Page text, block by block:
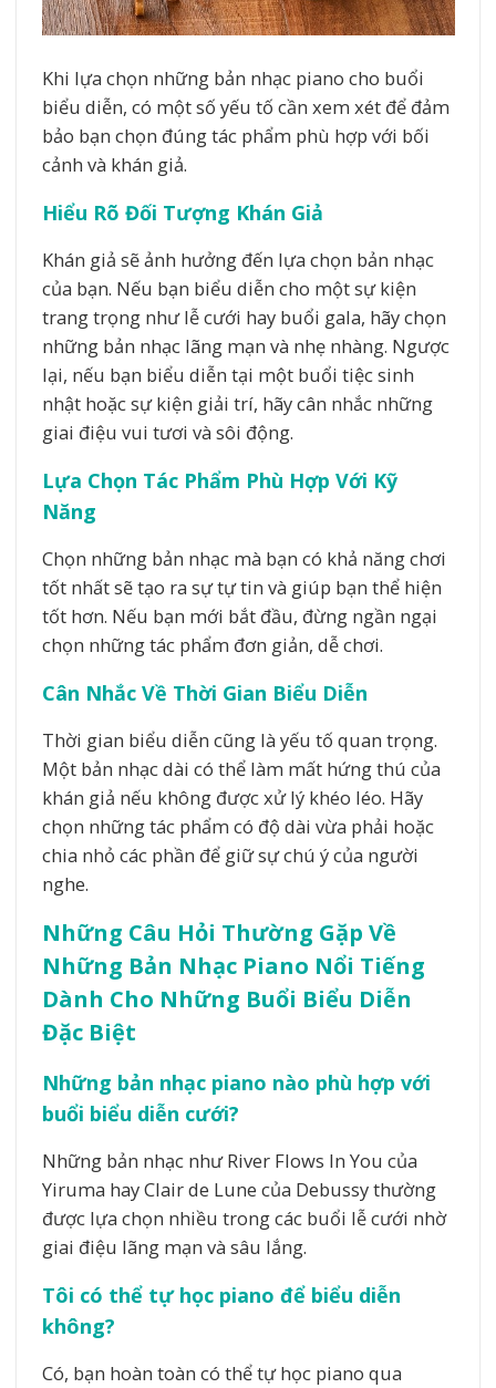
Khi lựa chọn những bản nhạc piano cho buổi
biểu diễn, có một số yếu tố cần xem xét để đảm
bảo bạn chọn đúng tác phẩm phù hợp với bối
cảnh và khán giả.
Hiểu Rõ Đối Tượng Khán Giả
Khán giả sẽ ảnh hưởng đến lựa chọn bản nhạc
của bạn. Nếu bạn biểu diễn cho một sự kiện
trang trọng như lễ cưới hay buổi gala, hãy chọn
những bản nhạc lãng mạn và nhẹ nhàng. Ngược
lại, nếu bạn biểu diễn tại một buổi tiệc sinh
nhật hoặc sự kiện giải trí, hãy cân nhắc những
giai điệu vui tươi và sôi động.
Lựa Chọn Tác Phẩm Phù Hợp Với Kỹ
Năng
Chọn những bản nhạc mà bạn có khả năng chơi
tốt nhất sẽ tạo ra sự tự tin và giúp bạn thể hiện
tốt hơn. Nếu bạn mới bắt đầu, đừng ngần ngại
chọn những tác phẩm đơn giản, dễ chơi.
Cân Nhắc Về Thời Gian Biểu Diễn
Thời gian biểu diễn cũng là yếu tố quan trọng.
Một bản nhạc dài có thể làm mất hứng thú của
khán giả nếu không được xử lý khéo léo. Hãy
chọn những tác phẩm có độ dài vừa phải hoặc
chia nhỏ các phần để giữ sự chú ý của người
nghe.
Những Câu Hỏi Thường Gặp Về
Những Bản Nhạc Piano Nổi Tiếng
Dành Cho Những Buổi Biểu Diễn
Đặc Biệt
Những bản nhạc piano nào phù hợp với
buổi biểu diễn cưới?
Những bản nhạc như River Flows In You của
Yiruma hay Clair de Lune của Debussy thường
được lựa chọn nhiều trong các buổi lễ cưới nhờ
giai điệu lãng mạn và sâu lắng.
Tôi có thể tự học piano để biểu diễn
không?
Có, bạn hoàn toàn có thể tự học piano qua